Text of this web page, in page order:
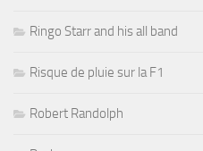
Ringo Starr and his all band
Risque de pluie sur la F1
Robert Randolph